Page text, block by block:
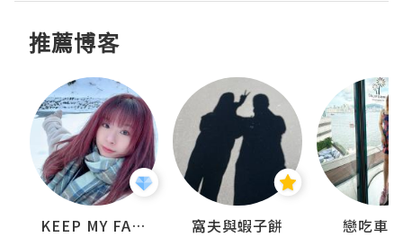
推薦博客
KEEP MY FAITH 窩夫與蝦子餅 戀吃車